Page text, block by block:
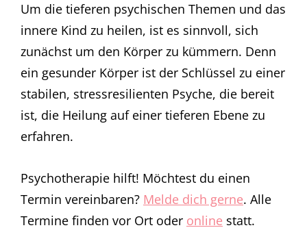
Um die tieferen psychischen Themen und das
innere Kind zu heilen, ist es sinnvoll, sich
zunächst um den Körper zu kümmern. Denn
ein gesunder Körper ist der Schlüssel zu einer
stabilen, stressresilienten Psyche, die bereit
ist, die Heilung auf einer tieferen Ebene zu
erfahren.
Psychotherapie hilft! Möchtest du einen
Termin vereinbaren? Melde dich gerne. Alle
Termine finden vor Ort oder online statt.